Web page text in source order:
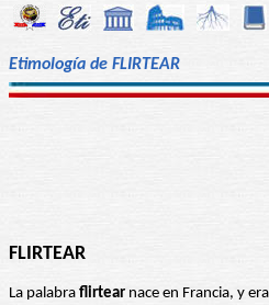
Etimología de FLIRTEAR
FLIRTEAR
La palabra flirtear nace en Francia, y